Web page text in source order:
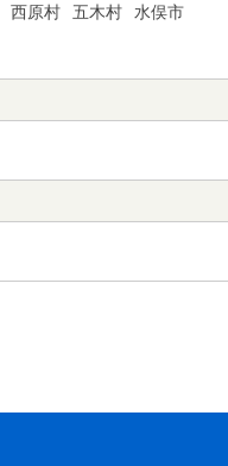
西原村 五木村
水俣市